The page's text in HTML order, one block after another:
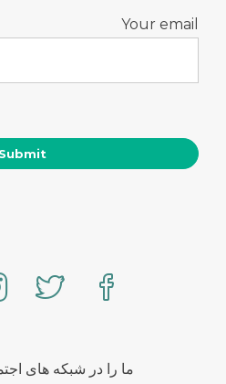
Your email
ما را در شبکه های